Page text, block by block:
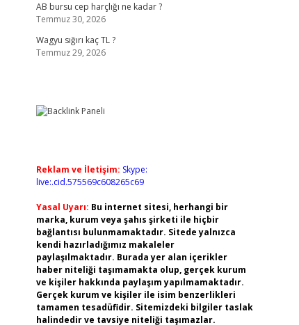
AB bursu cep harçlığı ne kadar ?
Temmuz 30, 2026
Wagyu sığırı kaç TL ?
Temmuz 29, 2026
Reklam ve İletişim: Skype:
live:.cid.575569c608265c69
Yasal Uyarı: Bu internet sitesi, herhangi bir
marka, kurum veya şahıs şirketi ile hiçbir
bağlantısı bulunmamaktadır. Sitede yalnızca
kendi hazırladığımız makaleler
paylaşılmaktadır. Burada yer alan içerikler
haber niteliği taşımamakta olup, gerçek kurum
ve kişiler hakkında paylaşım yapılmamaktadır.
Gerçek kurum ve kişiler ile isim benzerlikleri
tamamen tesadüfidir. Sitemizdeki bilgiler taslak
halindedir ve tavsiye niteliği taşımazlar.